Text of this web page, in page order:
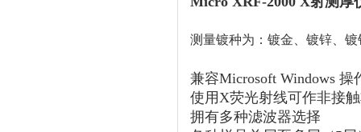
测量镀种为： 镀金 、镀锌、 镀
兼容Microsoft Windows 操
使用X荧光射线可作非接
拥有多种滤波器选择